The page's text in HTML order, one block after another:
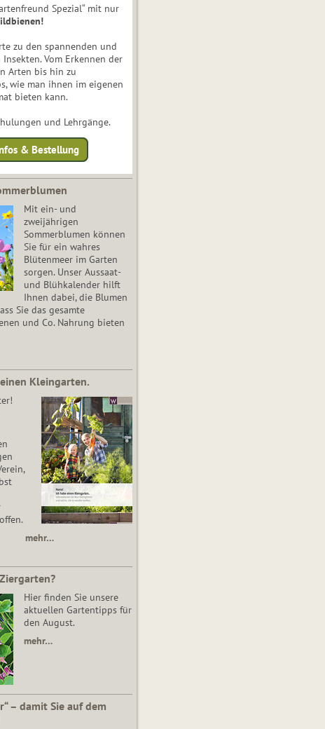
Spezial“ mit nur
zu den spannenden und
Vom Erkennen der
Arten bis hin zu
wie man ihnen im eigenen
bieten kann.
und Lehrgänge.
& Bestellung
Mit ein- und
zweijährigen
Sommerblumen können
Sie für ein wahres
Blütenmeer im Garten
sorgen. Unser Aussaat-
und Blühkalender hilft
Ihnen dabei, die Blumen
Sie das gesamte
und Co. Nahrung bieten
Kleingarten.
mehr…
Hier finden Sie unsere
aktuellen Gartentipps für
den August.
mehr…
– damit Sie auf dem